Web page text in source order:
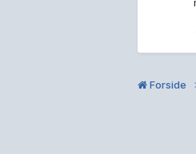
Forside